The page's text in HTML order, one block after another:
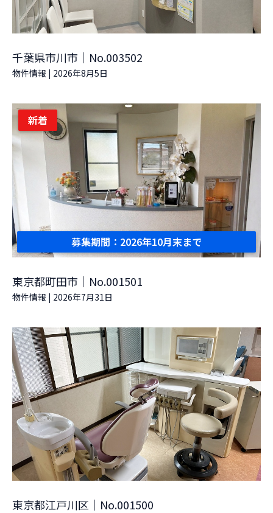
千葉県市川市｜No.003502
物件情報 | 2026年8月5日
新着
募集期間：2026年10月末まで
東京都町田市｜No.001501
物件情報 | 2026年7月31日
東京都江戸川区｜No.001500